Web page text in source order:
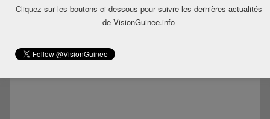
Votre adresse email ne sera pas publiée.
Cliquez sur les boutons ci-dessous pour suivre les dernières actualités
de VisionGuinee.info